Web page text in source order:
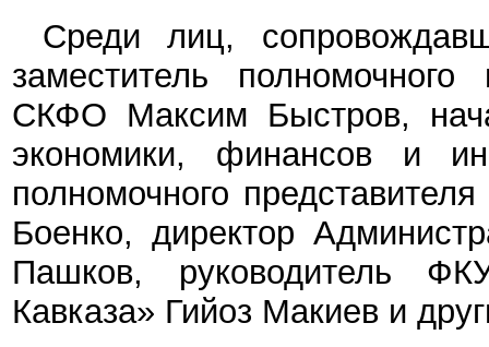
Среди лиц,
заместитель
СКФО Максим Быстров,
экономики, финансов и
полномочного
Боенко, директор
Пашков, руководитель
Кавказа» Гийоз Макиев и